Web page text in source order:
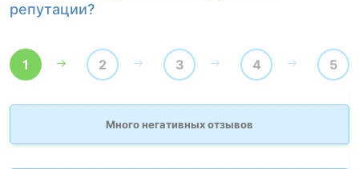
репутации?
1 2 3 4 5
Много негативных отзывов